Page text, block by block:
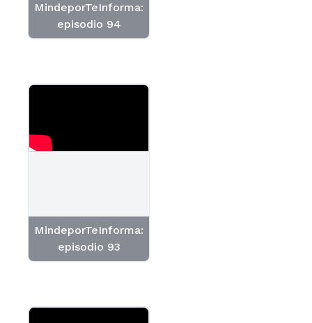
MindeporTeInforma:
episodio 94
MindeporTeInforma:
episodio 93